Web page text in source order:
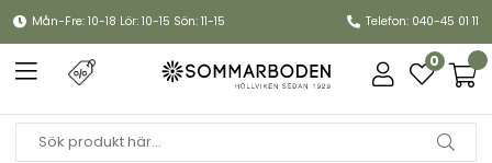
Mån-Fre: 10-18 Lör: 10-15 Sön: 11-15 Telefon: 040-45 01 11
0